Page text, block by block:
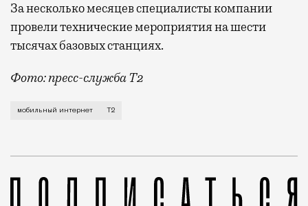
За несколько месяцев специалисты компании
провели технические мероприятия на шести
тысячах базовых станциях.
Фото: пресс-служба Т2
Мобильный оператор Т2 завершил работы по
мобильный интернет Т2